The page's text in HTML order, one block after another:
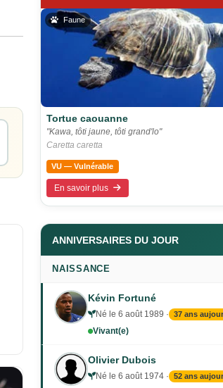
Faune
Tortue caouanne
"Kawa, tôti jaune, tôti grand'lo"
Caretta caretta
VU — Vulnérable
En savoir plus
ANNIVERSAIRES DU JOUR
NAISSANCE
Kévin Fortuné
Né le 6 août 1989 · 37 ans
Vivant(e)
Olivier Dubois
Né le 6 août 1974 · 52 ans